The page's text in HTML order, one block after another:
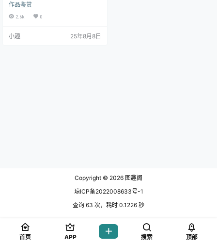
间的比基尼，手持妖气十足的狐
面，微微一笑中带着一丝狡黠与杀
亮登场，带来了一场.
作品鉴赏
2.6k 0
小趣 25年8月8日
Copyright © 2026 图趣阁
琼ICP备2022008633号-1
查询 63 次，耗时 0.1226 秒
首页 APP 搜索 顶部